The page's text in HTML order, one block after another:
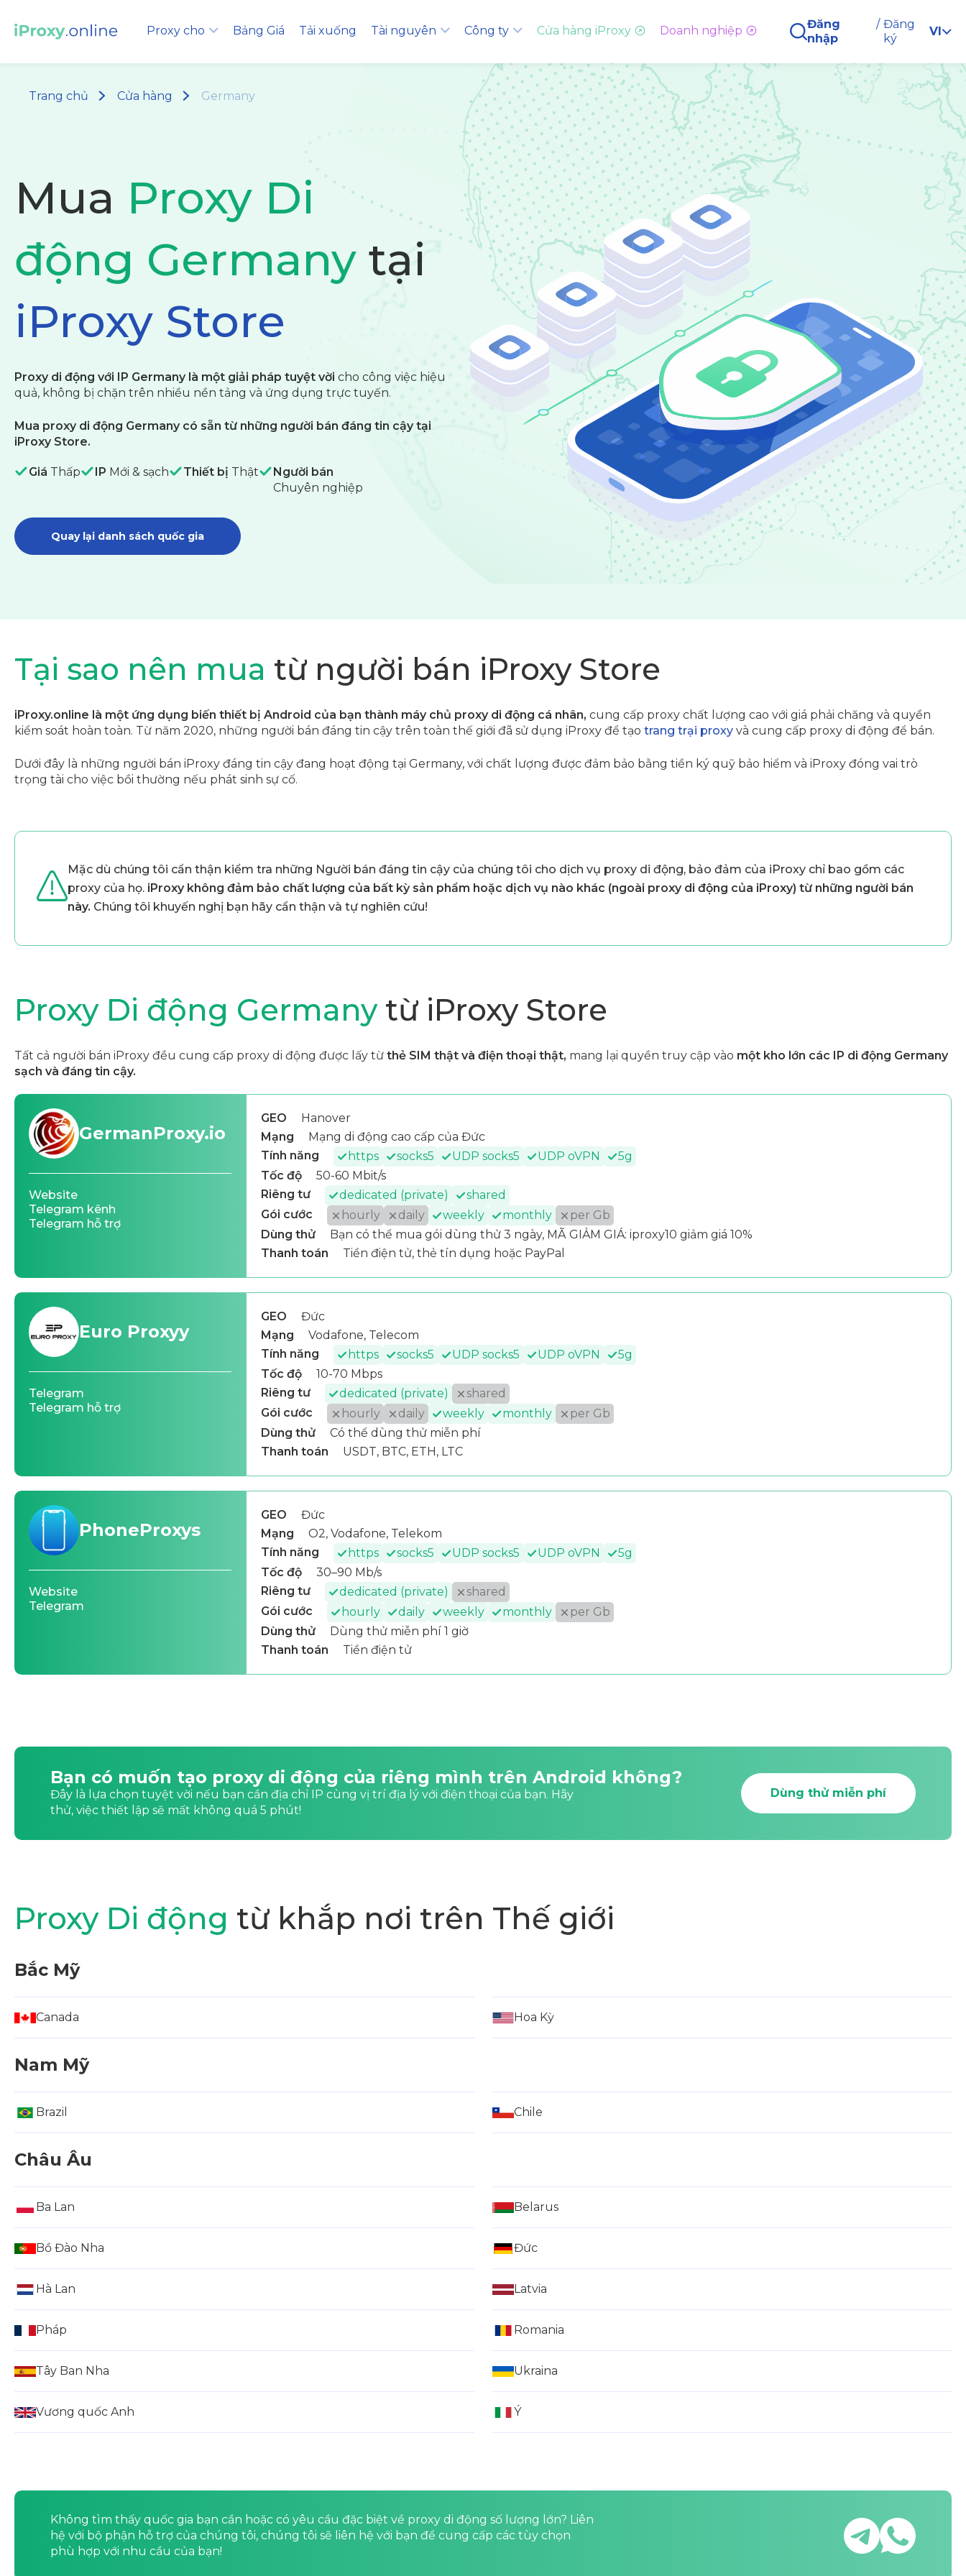
Proxy cho Bảng Giá Tải xuống Tài nguyên Công ty Cửa hàng iProxy Doanh nghiệp
Đăng
nhập
/ Đăng
ký
VI
Trang chủ Cửa hàng Germany
Mua Proxy Di
động Germany tại
iProxy Store
Proxy di động với IP Germany là một giải pháp tuyệt vời cho công việc hiệu
quả, không bị chặn trên nhiều nền tảng và ứng dụng trực tuyến.
Mua proxy di động Germany có sẵn từ những người bán đáng tin cậy tại
iProxy Store.
Giá Thấp IP Mới & sạch Thiết bị Thật
Người bán
Chuyên nghiệp
Quay lại danh sách quốc gia
Tại sao nên mua từ người bán iProxy Store
iProxy.online là một ứng dụng biến thiết bị Android của bạn thành máy chủ proxy di động cá nhân, cung cấp proxy chất lượng cao với giá phải chăng và quyền
kiểm soát hoàn toàn. Từ năm 2020, những người bán đáng tin cậy trên toàn thế giới đã sử dụng iProxy để tạo trang trại proxy và cung cấp proxy di động để bán.
Dưới đây là những người bán iProxy đáng tin cậy đang hoạt động tại Germany, với chất lượng được đảm bảo bằng tiền ký quỹ bảo hiểm và iProxy đóng vai trò
trọng tài cho việc bồi thường nếu phát sinh sự cố.
Mặc dù chúng tôi cẩn thận kiểm tra những Người bán đáng tin cậy của chúng tôi cho dịch vụ proxy di động, bảo đảm của iProxy chỉ bao gồm các
proxy của họ. iProxy không đảm bảo chất lượng của bất kỳ sản phẩm hoặc dịch vụ nào khác (ngoài proxy di động của iProxy) từ những người bán
này. Chúng tôi khuyến nghị bạn hãy cẩn thận và tự nghiên cứu!
Proxy Di động Germany từ iProxy Store
Tất cả người bán iProxy đều cung cấp proxy di động được lấy từ thẻ SIM thật và điện thoại thật, mang lại quyền truy cập vào một kho lớn các IP di động Germany
sạch và đáng tin cậy.
GermanProxy.io
Website
Telegram kênh
Telegram hỗ trợ
GEO
Hanover
Mạng
Mạng di động cao cấp của Đức
Tính năng
https socks5 UDP socks5 UDP oVPN
5g
Tốc độ
50-60 Mbit/s
Riêng tư
dedicated (private)
shared
Gói cước
hourly daily weekly monthly
per Gb
Dùng thử
Bạn có thể mua gói dùng thử 3 ngày, MÃ GIẢM GIÁ: iproxy10 giảm giá 10%
Thanh toán
Tiền điện tử, thẻ tín dụng hoặc PayPal
Euro Proxyy
Telegram
Telegram hỗ trợ
GEO
Đức
Mạng
Vodafone, Telecom
Tính năng
https socks5 UDP socks5 UDP oVPN
5g
Tốc độ
10-70 Mbps
Riêng tư
dedicated (private)
shared
Gói cước
hourly daily weekly monthly
per Gb
Dùng thử
Có thể dùng thử miễn phí
Thanh toán
USDT, BTC, ETH, LTC
PhoneProxys
Website
Telegram
GEO
Đức
Mạng
O2, Vodafone, Telekom
Tính năng
https socks5 UDP socks5 UDP oVPN
5g
Tốc độ
30–90 Mb/s
Riêng tư
dedicated (private)
shared
Gói cước
hourly daily weekly monthly
per Gb
Dùng thử
Dùng thử miễn phí 1 giờ
Thanh toán
Tiền điện tử
Bạn có muốn tạo proxy di động của riêng mình trên Android không?
Đây là lựa chọn tuyệt vời nếu bạn cần địa chỉ IP cùng vị trí địa lý với điện thoại của bạn. Hãy
thử, việc thiết lập sẽ mất không quá 5 phút!
Dùng thử miễn phí
Proxy Di động từ khắp nơi trên Thế giới
Bắc Mỹ
Canada Hoa Kỳ
Nam Mỹ
Brazil Chile
Châu Âu
Ba Lan Belarus
Bồ Đào Nha Đức
Hà Lan Latvia
Pháp Romania
Tây Ban Nha Ukraina
Vương quốc Anh Ý
Không tìm thấy quốc gia bạn cần hoặc có yêu cầu đặc biệt về proxy di động số lượng lớn? Liên
hệ với bộ phận hỗ trợ của chúng tôi, chúng tôi sẽ liên hệ với bạn để cung cấp các tùy chọn
phù hợp với nhu cầu của bạn!